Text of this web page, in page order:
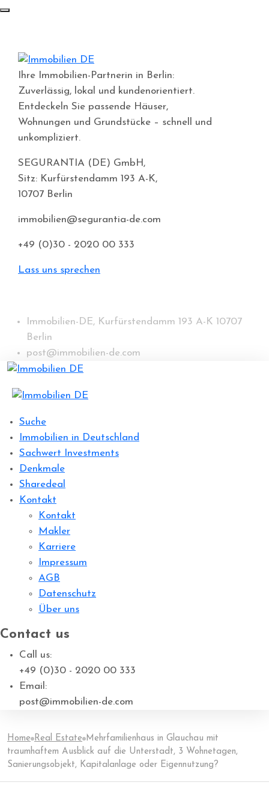
Ihre Immobilien-Partnerin in Berlin:
Zuverlässig, lokal und kundenorientiert.
Entdeckeln Sie passende Häuser,
Wohnungen und Grundstücke – schnell und
unkompliziert.
SEGURANTIA (DE) GmbH,
Sitz: Kurfürstendamm 193 A-K,
10707 Berlin
immobilien@segurantia-de.com
+49 (0)30 - 2020 00 333
Lass uns sprechen
Immobilien-DE, Kurfürstendamm 193 A-K 10707
Berlin
post@immobilien-de.com
Suche
Immobilien in Deutschland
Sachwert Investments
Denkmale
Sharedeal
Kontakt
Kontakt
Makler
Karriere
Impressum
AGB
Datenschutz
Über uns
Contact us
Call us:
+49 (0)30 - 2020 00 333
Email:
post@immobilien-de.com
Home Real Estate Mehrfamilienhaus in Glauchau mit
traumhaftem Ausblick auf die Unterstadt, 3 Wohnetagen,
Sanierungsobjekt, Kapitalanlage oder Eigennutzung?